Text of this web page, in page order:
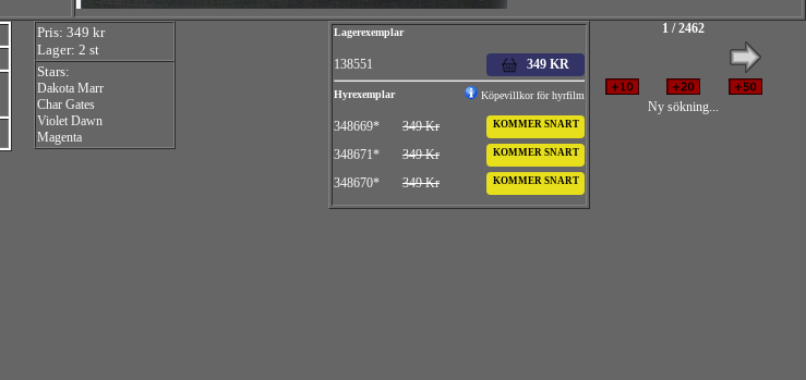
Pris: 349 kr
Lager: 2 st
Stars:
Dakota Marr
Char Gates
Violet Dawn
Magenta
Lagerexemplar
138551 349 KR
Hyrexemplar Köpevillkor för hyrfilm
348669* 349 Kr KOMMER SNART
348671* 349 Kr KOMMER SNART
348670* 349 Kr KOMMER SNART
1 / 2462
Ny sökning...